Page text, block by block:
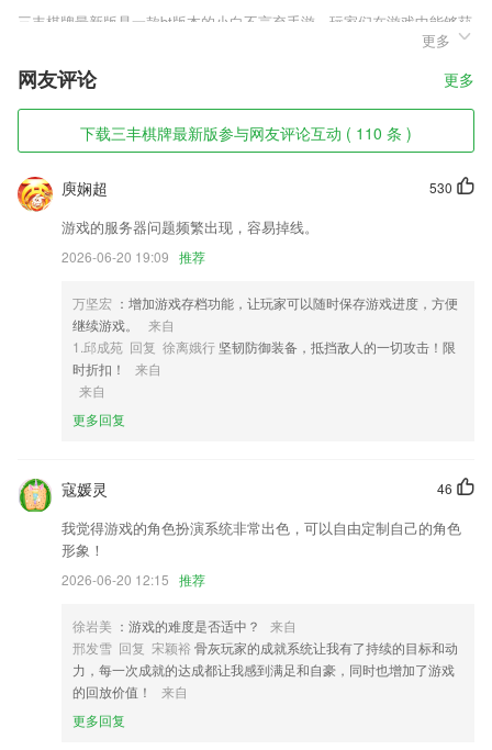
三丰棋牌最新版是一款bt版本的小白不言弃手游，玩家们在游戏中能够获
得bt级别的游戏福利，超级高额的爆装几率，畅爽战斗不再因为没出装备
而尴尬不已。极致奢华的嘲讽后福利待遇，带玩家们走进奇幻世界，喜欢
这类游戏的小伙伴赶快下载体验吧。
三丰棋牌最新版软件特色
1,结合儿童特点，课程编排控制在10分钟左右，让孩子保持良好的学习状
态和兴趣；
2,操作超级方便而且很实用的编程工具；
3,每个用户都可以在这里进行自由和无与伦比的交谈，他想说的话可以直
接编辑和发送。
4,英美音切换 ，中英文对比；
5,【政策扶持】JPARK全方位提供技术、政策支持
6,随时可以提升大家的速度慢，并且还可以远程管理自己的设备。
三丰棋牌最新版软件优势
2.量身定制、个性辅导、让教学更高效
3.】近三年各省批次的分数线
4.所有模版均配置动画特效和声音
5.·大量精美素材应有尽有，定期更新
三丰棋牌最新版更新了什么?
开发商：上海图淘信息科技有限公司
修改API等级为28
更多
网友评论 更多
下载三丰棋牌最新版参与网友评论互动 ( 110 条 )
530
庾娴超
游戏的服务器问题频繁出现，容易掉线。
2026-06-20 19:09 推荐
万坚宏 ：增加游戏存档功能，让玩家可以随时保存游戏进度，方便
继续游戏。
来自
1.邱成苑 回复 徐离娥行 坚韧防御装备，抵挡敌人的一切攻击！限
时折扣！
来自
来自
更多回复
46
寇媛灵
我觉得游戏的角色扮演系统非常出色，可以自由定制自己的角色
形象！
2026-06-20 12:15 推荐
徐岩美 ：游戏的难度是否适中？
来自
邢发雪 回复 宋颖裕骨灰玩家的成就系统让我有了持续的目标和动
力，每一次成就的达成都让我感到满足和自豪，同时也增加了游戏
的回放价值！
来自
更多回复